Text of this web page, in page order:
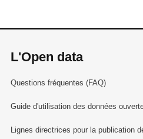
L'Open data
Questions fréquentes (FAQ)
Guide d'utilisation des données
Lignes directrices pour la publication